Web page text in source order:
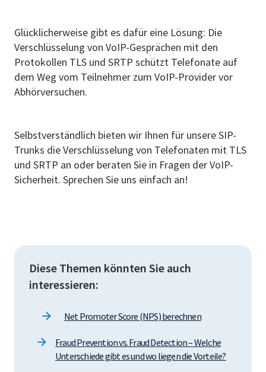
Glücklicherweise gibt es dafür eine Lösung: Die
Verschlüsselung von VoIP-Gesprächen mit den
Protokollen TLS und SRTP schützt Telefonate auf
dem Weg vom Teilnehmer zum VoIP-Provider vor
Abhörversuchen.
Selbstverständlich bieten wir Ihnen für unsere SIP-
Trunks die Verschlüsselung von Telefonaten mit TLS
und SRTP an oder beraten Sie in Fragen der VoIP-
Sicherheit. Sprechen Sie uns einfach an!
Diese Themen könnten Sie auch
interessieren:
Net Promoter Score (NPS) berechnen
Fraud Prevention vs. Fraud Detection – Welche
Unterschiede gibt es und wo liegen die Vorteile?